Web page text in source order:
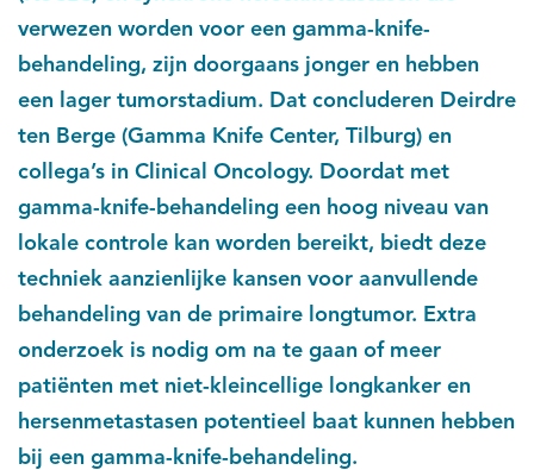
verwezen worden voor een gamma-knife-
behandeling, zijn doorgaans jonger en hebben
een lager tumorstadium. Dat concluderen Deirdre
ten Berge (Gamma Knife Center, Tilburg) en
collega’s in Clinical Oncology. Doordat met
gamma-knife-behandeling een hoog niveau van
lokale controle kan worden bereikt, biedt deze
techniek aanzienlijke kansen voor aanvullende
behandeling van de primaire longtumor. Extra
onderzoek is nodig om na te gaan of meer
patiënten met niet-kleincellige longkanker en
hersenmetastasen potentieel baat kunnen hebben
bij een gamma-knife-behandeling.